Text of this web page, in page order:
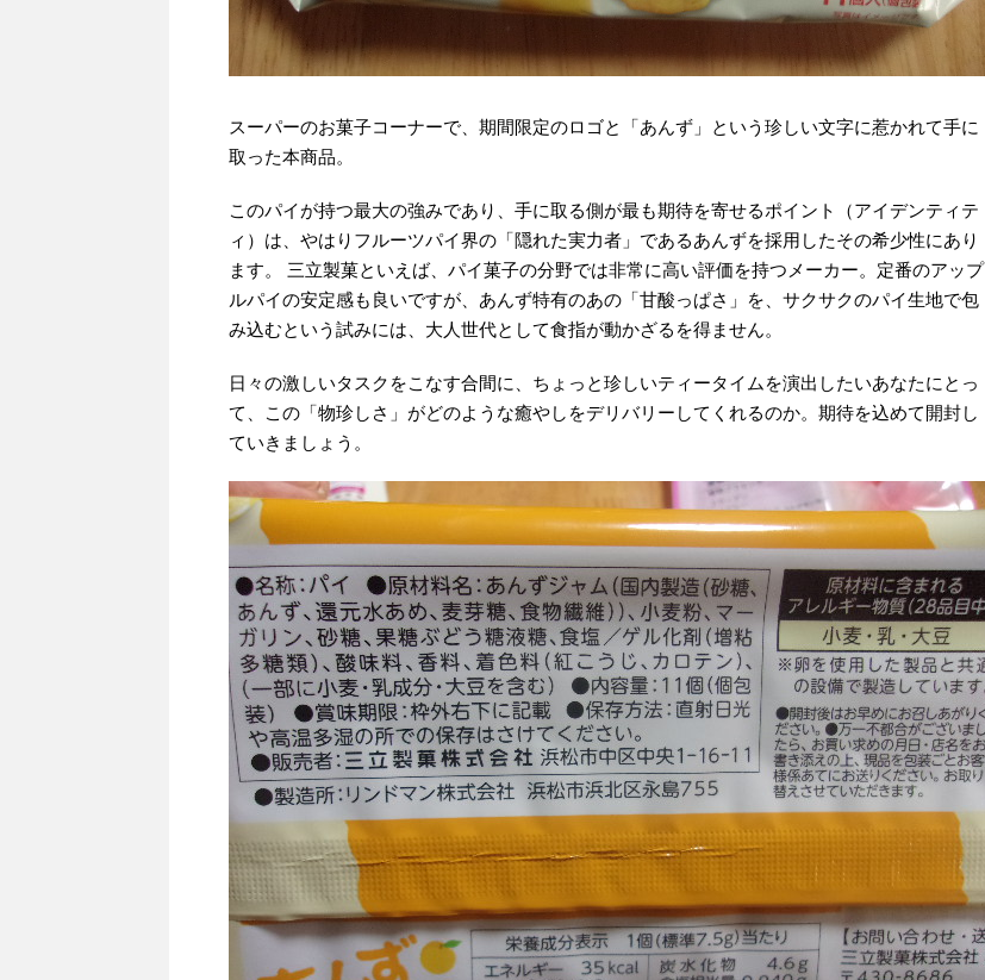
スーパーのお菓子コーナーで、期間限定のロゴと「あんず」という珍しい文字に惹かれて手に
取った本商品。
このパイが持つ最大の強みであり、手に取る側が最も期待を寄せるポイント（アイデンティテ
ィ）は、やはりフルーツパイ界の「隠れた実力者」であるあんずを採用したその希少性にあり
ます。 三立製菓といえば、パイ菓子の分野では非常に高い評価を持つメーカー。定番のアップ
ルパイの安定感も良いですが、あんず特有のあの「甘酸っぱさ」を、サクサクのパイ生地で包
み込むという試みには、大人世代として食指が動かざるを得ません。
日々の激しいタスクをこなす合間に、ちょっと珍しいティータイムを演出したいあなたにとっ
て、この「物珍しさ」がどのような癒やしをデリバリーしてくれるのか。期待を込めて開封し
ていきましょう。